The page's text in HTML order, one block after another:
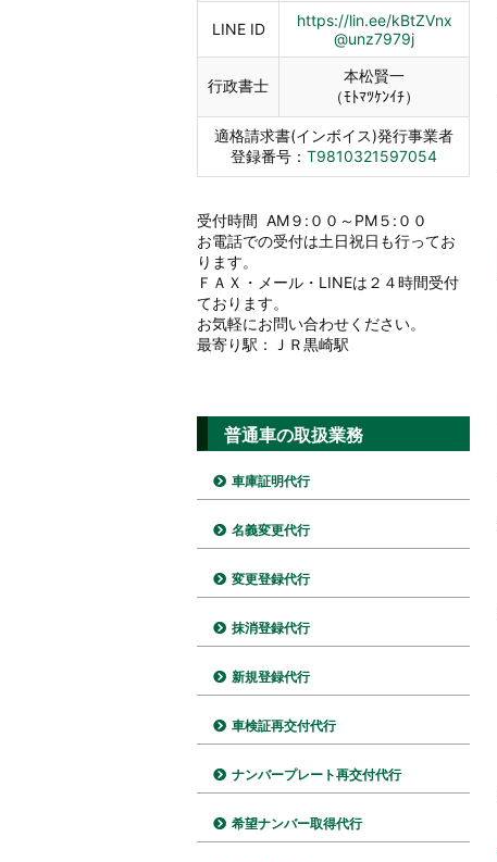
LINE ID
https://lin.ee/kBtZVnx
@unz7979j
行政書士
本松賢一
（ﾓﾄﾏﾂｹﾝｲﾁ）
適格請求書(インボイス)発行事業者
登録番号： T9810321597054
受付時間 AM９:００～PM５:００
お電話での受付は土日祝日も行ってお
ります。
ＦＡＸ・メール・LINEは２４時間受付
ております。
お気軽にお問い合わせください。
最寄り駅：ＪＲ黒崎駅
普通車の取扱業務
車庫証明代行
名義変更代行
変更登録代行
抹消登録代行
新規登録代行
車検証再交付代行
ナンバープレート再交付代行
希望ナンバー取得代行